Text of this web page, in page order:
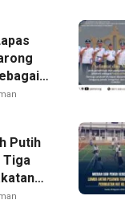
Putih
Tiga